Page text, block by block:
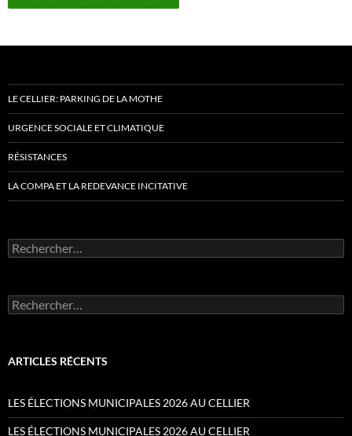
LE CELLIER: PARKING DE LA MOTHE
URGENCE SOCIALE ET CLIMATIQUE
RÉSISTANCES
LA COMPA ET LA REDEVANCE INCITATIVE
Rechercher :
Rechercher :
ARTICLES RÉCENTS
LES ÉLECTIONS MUNICIPALES 2026 AU CELLIER
LES ÉLECTIONS MUNICIPALES 2026 AU CELLIER